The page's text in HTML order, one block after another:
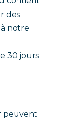
des
à notre
30 jours
peuvent